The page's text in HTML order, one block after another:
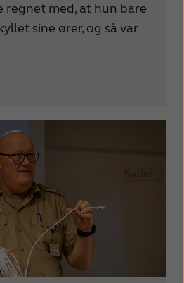
regnet med, at hun bare
sine ører, og så var